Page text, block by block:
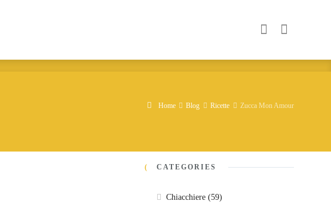
Home Blog Ricette Zucca Mon Amour
CATEGORIES
Chiacchiere (59)